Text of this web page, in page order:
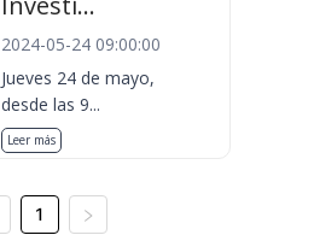
2024-05-24 09:00:00
Jueves 24 de mayo,
desde las 9...
Leer más
1